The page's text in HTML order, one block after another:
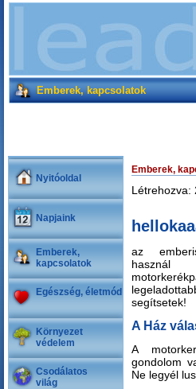
Emberek, kapcsolatok
Nyitóoldal
Napjaink
Emberek,
kapcsolatok
Egészség, életmód
Környezet
védelem
Csodálatos
világ
Emberek,
az
használ
segítsetek!
A Ház
A
gondolom
Ne legyél